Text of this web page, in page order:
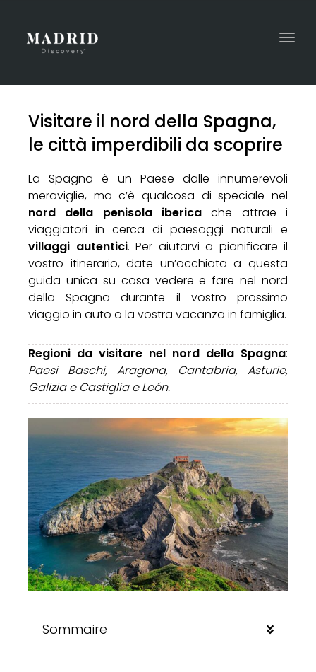
Visitare il nord della Spagna,
le città imperdibili da scoprire
La Spagna è un Paese dalle innumerevoli
meraviglie, ma c’è qualcosa di speciale nel
nord della penisola ibericache attrae i
viaggiatori in cerca di paesaggi naturali e
villaggi autentici. Per aiutarvi a pianificare il
vostro itinerario, date un’occhiata a questa
guida unica su cosa vedere e fare nel nord
della Spagna durante il vostro prossimo
viaggio in auto o la vostra vacanza in famiglia.
Regioni da visitare nel nord della Spagna:
Paesi Baschi, Aragona, Cantabria, Asturie,
Galizia e Castiglia e León.
Sommaire